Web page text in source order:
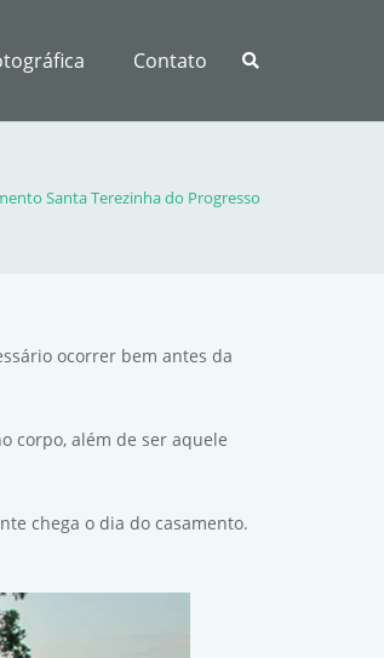
Contato
Santa Terezinha do Progresso
ocorrer bem antes da
corpo, além de ser aquele
chega o dia do casamento.